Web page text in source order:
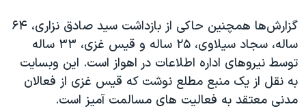
گزارش‌ها همچنین حاکی از بازداشت سید صادق نزارى، ۶۴
ساله، سجاد سیلاوى، ۲۵ ساله و قیس غزی، ۳۳ ساله
توسط نیروهای اداره اطلاعات در اهواز است. این وبسایت
به نقل از یک منبع مطلع نوشت که قیس غزی از فعالان
مدنی معتقد به فعالیت های مسالمت آمیز است.